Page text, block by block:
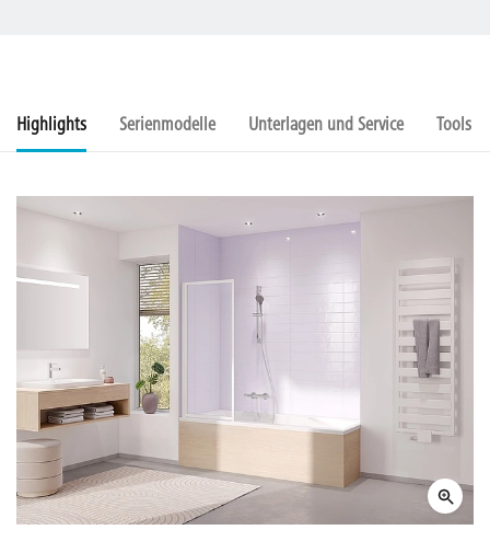
Highlights Serienmodelle Unterlagen und Service Tools